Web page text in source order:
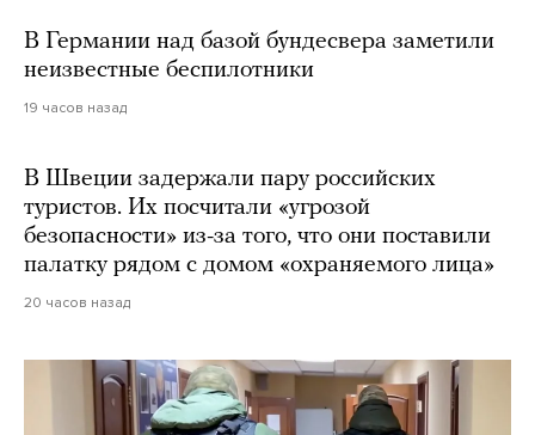
В Германии над базой бундесвера заметили
неизвестные беспилотники
19 часов назад
В Швеции задержали пару российских
туристов. Их посчитали «угрозой
безопасности» из-за того, что они поставили
палатку рядом с домом «охраняемого лица»
20 часов назад